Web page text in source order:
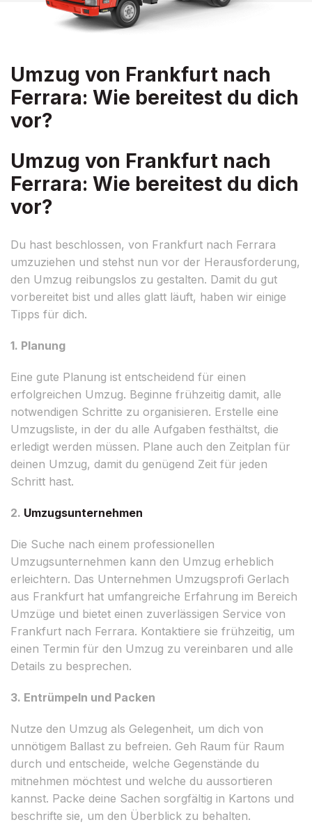
Umzug von Frankfurt nach
Ferrara: Wie bereitest du dich
vor?
Umzug von Frankfurt nach
Ferrara: Wie bereitest du dich
vor?
Du hast beschlossen, von Frankfurt nach Ferrara
umzuziehen und stehst nun vor der Herausforderung,
den Umzug reibungslos zu gestalten. Damit du gut
vorbereitet bist und alles glatt läuft, haben wir einige
Tipps für dich.
1. Planung
Eine gute Planung ist entscheidend für einen
erfolgreichen Umzug. Beginne frühzeitig damit, alle
notwendigen Schritte zu organisieren. Erstelle eine
Umzugsliste, in der du alle Aufgaben festhältst, die
erledigt werden müssen. Plane auch den Zeitplan für
deinen Umzug, damit du genügend Zeit für jeden
Schritt hast.
2. Umzugsunternehmen
Die Suche nach einem professionellen
Umzugsunternehmen kann den Umzug erheblich
erleichtern. Das Unternehmen Umzugsprofi Gerlach
aus Frankfurt hat umfangreiche Erfahrung im Bereich
Umzüge und bietet einen zuverlässigen Service von
Frankfurt nach Ferrara. Kontaktiere sie frühzeitig, um
einen Termin für den Umzug zu vereinbaren und alle
Details zu besprechen.
3. Entrümpeln und Packen
Nutze den Umzug als Gelegenheit, um dich von
unnötigem Ballast zu befreien. Geh Raum für Raum
durch und entscheide, welche Gegenstände du
mitnehmen möchtest und welche du aussortieren
kannst. Packe deine Sachen sorgfältig in Kartons und
beschrifte sie, um den Überblick zu behalten.